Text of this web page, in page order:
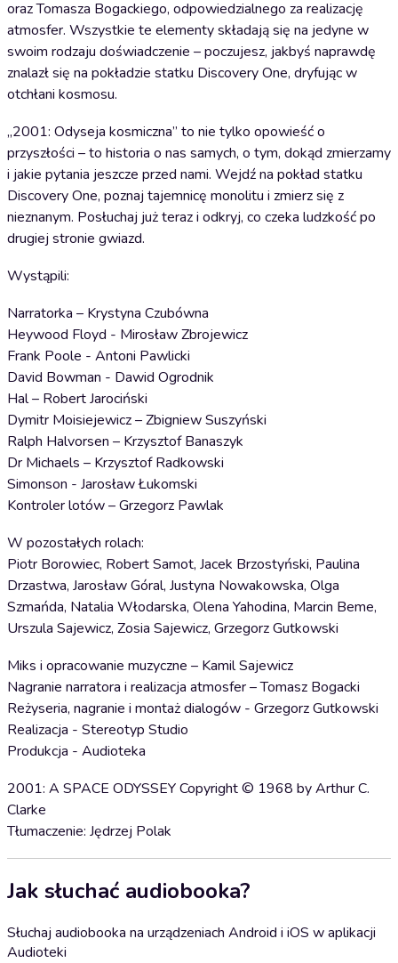
oraz Tomasza Bogackiego, odpowiedzialnego za realizację
atmosfer. Wszystkie te elementy składają się na jedyne w
swoim rodzaju doświadczenie – poczujesz, jakbyś naprawdę
znalazł się na pokładzie statku Discovery One, dryfując w
otchłani kosmosu.
„2001: Odyseja kosmiczna” to nie tylko opowieść o
przyszłości – to historia o nas samych, o tym, dokąd zmierzamy
i jakie pytania jeszcze przed nami. Wejdź na pokład statku
Discovery One, poznaj tajemnicę monolitu i zmierz się z
nieznanym. Posłuchaj już teraz i odkryj, co czeka ludzkość po
drugiej stronie gwiazd.
Wystąpili:
Narratorka – Krystyna Czubówna
Heywood Floyd - Mirosław Zbrojewicz
Frank Poole - Antoni Pawlicki
David Bowman - Dawid Ogrodnik
Hal – Robert Jarociński
Dymitr Moisiejewicz – Zbigniew Suszyński
Ralph Halvorsen – Krzysztof Banaszyk
Dr Michaels – Krzysztof Radkowski
Simonson - Jarosław Łukomski
Kontroler lotów – Grzegorz Pawlak
W pozostałych rolach:
Piotr Borowiec, Robert Samot, Jacek Brzostyński, Paulina
Drzastwa, Jarosław Góral, Justyna Nowakowska, Olga
Szmańda, Natalia Włodarska, Olena Yahodina, Marcin Beme,
Urszula Sajewicz, Zosia Sajewicz, Grzegorz Gutkowski
Miks i opracowanie muzyczne – Kamil Sajewicz
Nagranie narratora i realizacja atmosfer – Tomasz Bogacki
Reżyseria, nagranie i montaż dialogów - Grzegorz Gutkowski
Realizacja - Stereotyp Studio
Produkcja - Audioteka
2001: A SPACE ODYSSEY Copyright © 1968 by Arthur C.
Clarke
Tłumaczenie: Jędrzej Polak
Jak słuchać audiobooka?
Słuchaj audiobooka na urządzeniach Android i iOS w aplikacji
Audioteki